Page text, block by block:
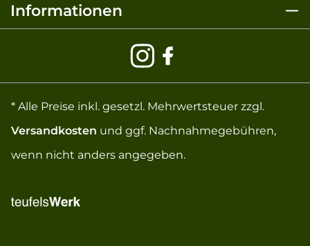
Informationen
* Alle Preise inkl. gesetzl. Mehrwertsteuer zzgl.
Versandkosten und ggf. Nachnahmegebühren,
wenn nicht anders angegeben.